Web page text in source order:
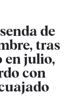
de
tras
en julio,
con